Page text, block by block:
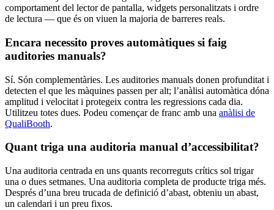
comportament del lector de pantalla, widgets personalitzats i ordre
de lectura — que és on viuen la majoria de barreres reals.
Encara necessito proves automàtiques si faig
auditories manuals?
Sí. Són complementàries. Les auditories manuals donen profunditat i
detecten el que les màquines passen per alt; l’anàlisi automàtica dóna
amplitud i velocitat i protegeix contra les regressions cada dia.
Utilitzeu totes dues. Podeu començar de franc amb una anàlisi de
QualiBooth.
Quant triga una auditoria manual d’accessibilitat?
Una auditoria centrada en uns quants recorreguts crítics sol trigar
una o dues setmanes. Una auditoria completa de producte triga més.
Després d’una breu trucada de definició d’abast, obteniu un abast,
un calendari i un preu fixos.